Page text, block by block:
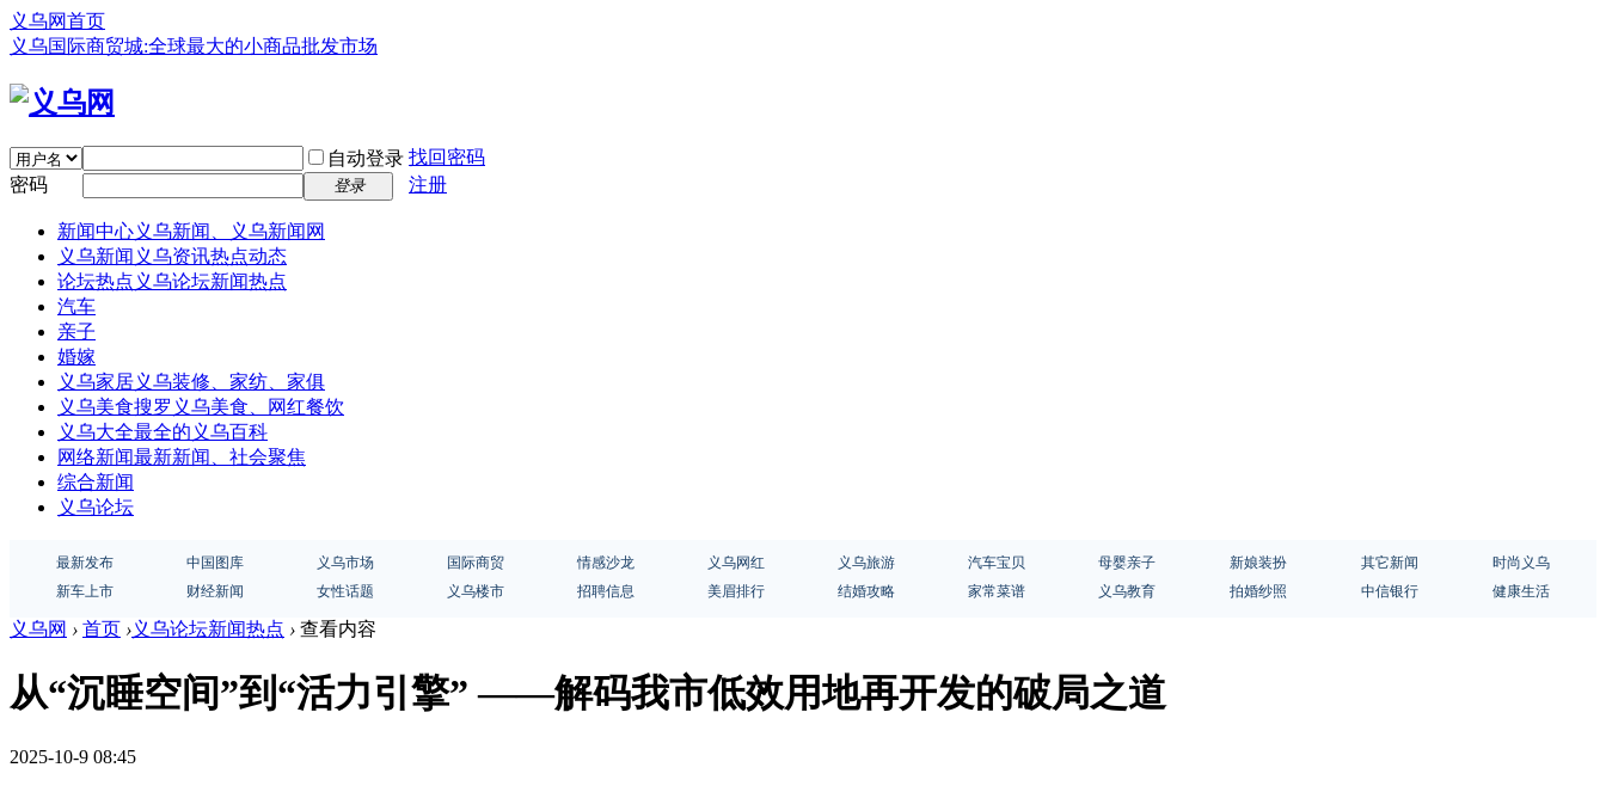
义乌网首页
义乌国际商贸城:全球最大的小商品批发市场
自动登录 找回密码
密码
登录 注册
新闻中心义乌新闻、义乌新闻网
义乌新闻 义乌资讯热点动态
论坛热点 义乌论坛新闻热点
汽车
亲子
婚嫁
义乌家居义乌装修、家纺、家俱
义乌美食搜罗义乌美食、网红餐饮
义乌大全最全的义乌百科
网络新闻最新新闻、社会聚焦
综合新闻
义乌论坛
最新发布 中国图库 义乌市场 国际商贸 情感沙龙 义乌网红 义乌旅游 汽车宝贝 母婴亲子 新娘装扮 其它新闻
时尚义乌
新车上市
财经新闻 女性话题 义乌楼市 招聘信息 美眉排行 结婚攻略 家常菜谱 义乌教育 拍婚纱照 中信银行 健康生活
义乌网 › 首页 ›义乌论坛新闻热点 › 查看内容
从“沉睡空间”到“活力引擎” ——解码我市低效用地再开发的破局之道
2025-10-9 08:45